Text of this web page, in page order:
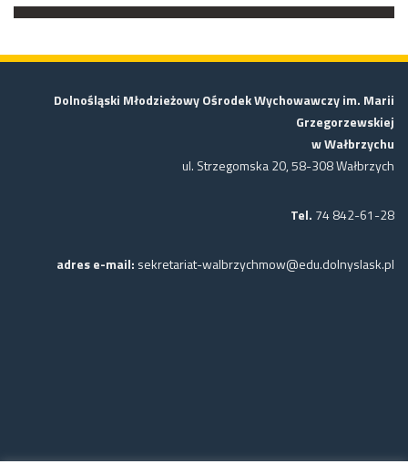
Dolnośląski Młodzieżowy Ośrodek Wychowawczy im. Marii
Grzegorzewskiej
w Wałbrzychu
ul. Strzegomska 20, 58-308 Wałbrzych
Tel. 74 842-61-28
adres e-mail: sekretariat-walbrzychmow@edu.dolnyslask.pl